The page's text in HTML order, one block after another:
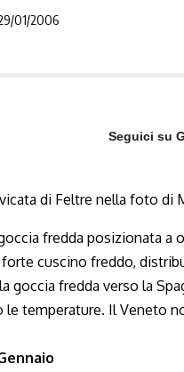
01/2006
Seguici su
fredda posizionata
cuscino freddo,
goccia fredda verso la
le temperature. Il Veneto